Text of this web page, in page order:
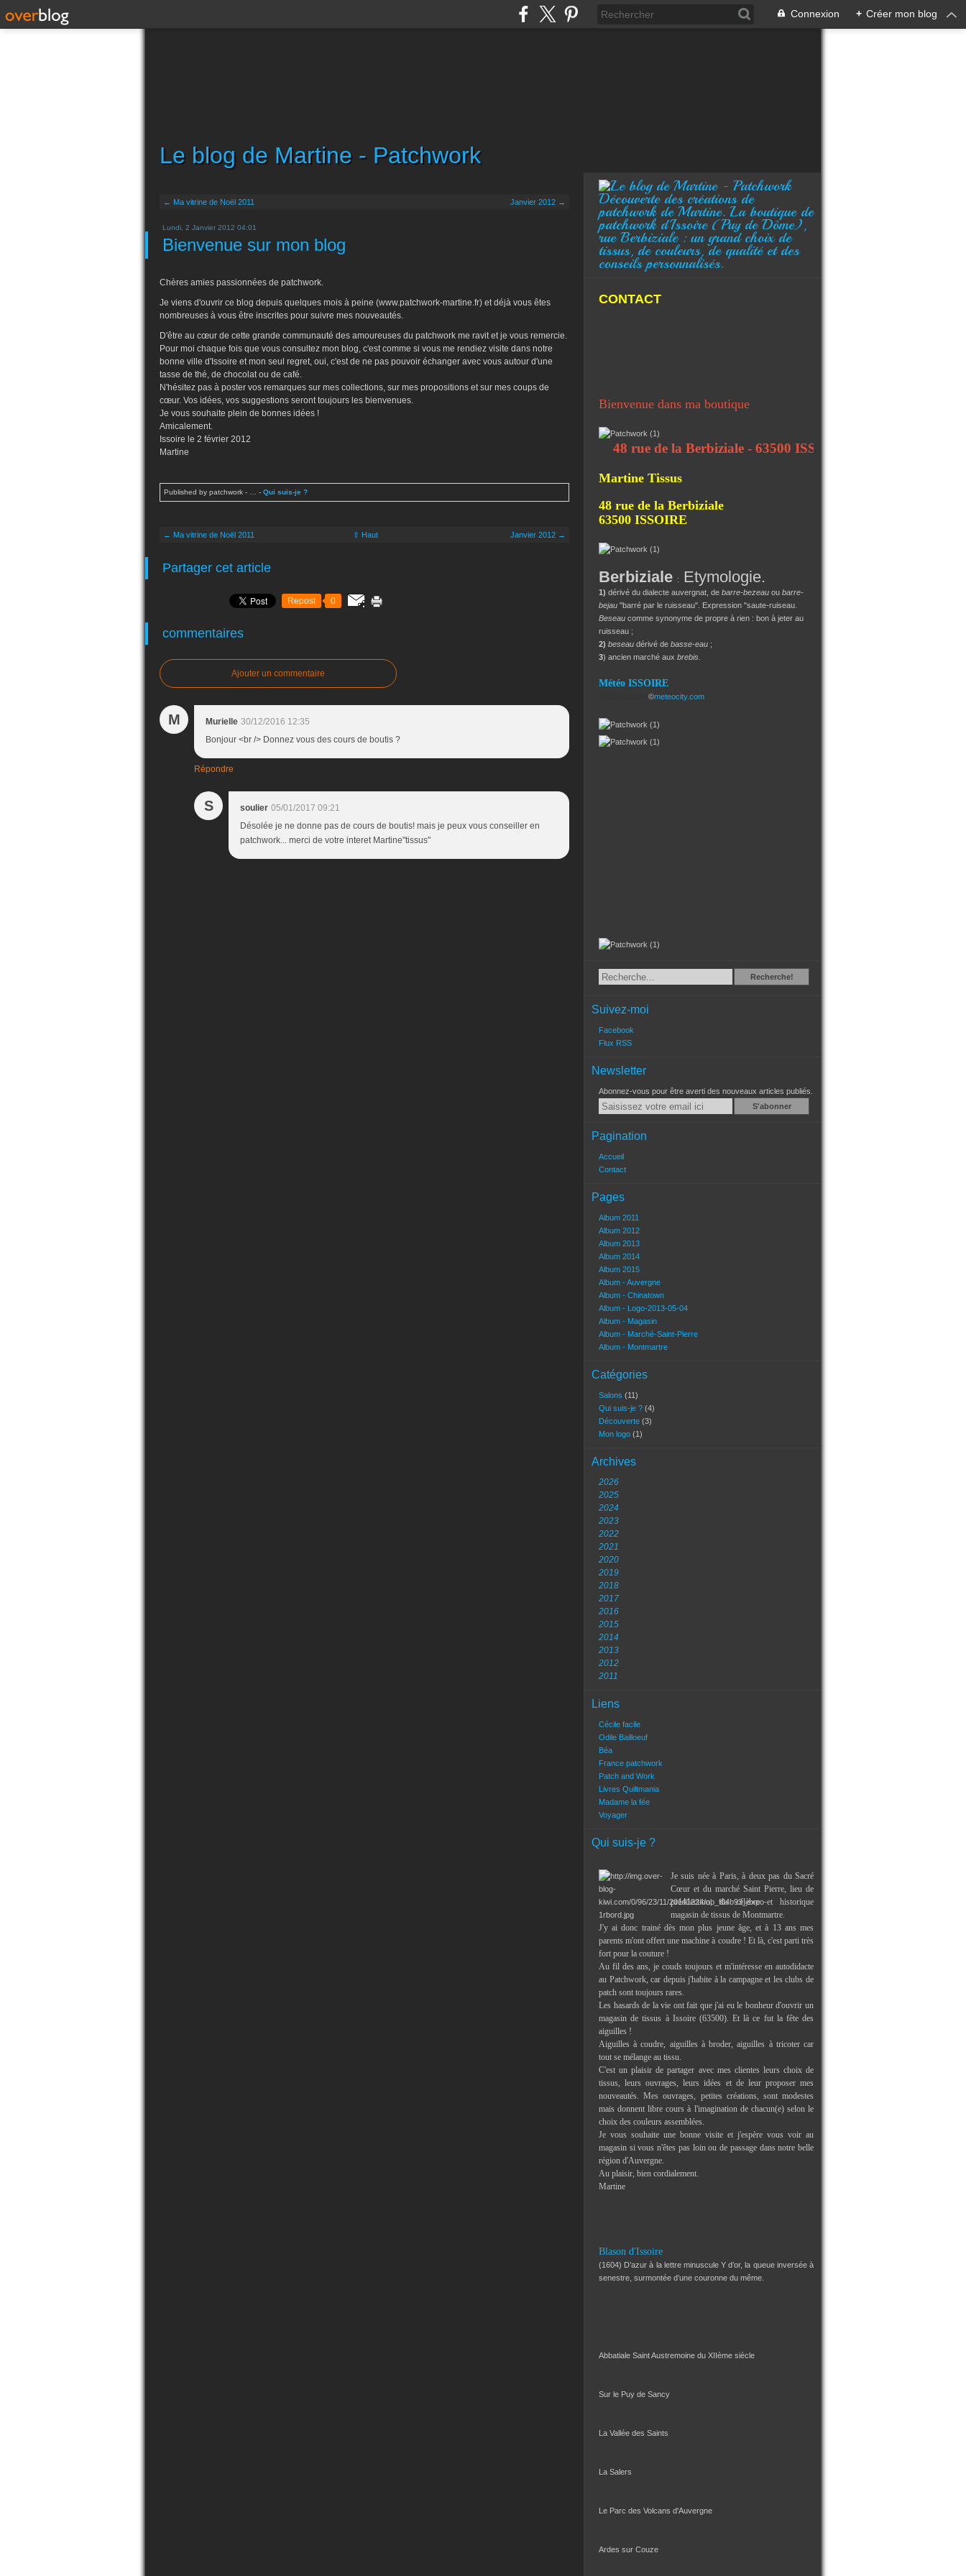
Connexion + Créer mon blog
Le blog de Martine - Patchwork
← Ma vitrine de Noël 2011 Janvier 2012 →
Lundi, 2 Janvier 2012 04:01
Bienvenue sur mon blog
Chères amies passionnées de patchwork.
Je viens d'ouvrir ce blog depuis quelques mois à peine (www.patchwork-martine.fr) et déjà vous êtes
nombreuses à vous être inscrites pour suivre mes nouveautés.
D'être au cœur de cette grande communauté des amoureuses du patchwork me ravit et je vous remercie.
Pour moi chaque fois que vous consultez mon blog, c'est comme si vous me rendiez visite dans notre
bonne ville d'Issoire et mon seul regret, oui, c'est de ne pas pouvoir échanger avec vous autour d'une
tasse de thé, de chocolat ou de café.
N'hésitez pas à poster vos remarques sur mes collections, sur mes propositions et sur mes coups de
cœur. Vos idées, vos suggestions seront toujours les bienvenues.
Je vous souhaite plein de bonnes idées !
Amicalement.
Issoire le 2 février 2012
Martine
Published by patchwork - - Qui suis-je ?
← Ma vitrine de Noël 2011 ⇧ Haut Janvier 2012 →
Partager cet article
Repost 0
commentaires
Ajouter un commentaire
M Murielle 30/12/2016 12:35
Bonjour <br /> Donnez vous des cours de boutis ?
Répondre
S soulier 05/01/2017 09:21
Désolée je ne donne pas de cours de boutis! mais je peux vous conseiller en
patchwork... merci de votre interet Martine"tissus"
Découverte des créations de
patchwork de Martine. La boutique de
patchwork d'Issoire (Puy de Dôme),
rue Berbiziale : un grand choix de
tissus, de couleurs, de qualité et des
conseils personnalisés.
CONTACT
Bienvenue dans ma boutique
48 rue de la Berbiziale - 63500 ISSOIRE
Martine Tissus
48 rue de la Berbiziale
63500 ISSOIRE
Berbiziale : Etymologie.
1) dérivé du dialecte auvergnat, de barre-bezeau ou barre-
bejau "barré par le ruisseau". Expression "saute-ruiseau.
Beseau comme synonyme de propre à rien : bon à jeter au
ruisseau ;
2) beseau dérivé de basse-eau ;
3) ancien marché aux brebis.
Météo ISSOIRE
©meteocity.com
RechercheRecherche!
Suivez-moi
Facebook
Flux RSS
Newsletter
Abonnez-vous pour être averti des nouveaux articles publiés.
Email
Pagination
Accueil
Contact
Pages
Album 2011
Album 2012
Album 2013
Album 2014
Album 2015
Album - Auvergne
Album - Chinatown
Album - Logo-2013-05-04
Album - Magasin
Album - Marché-Saint-Pierre
Album - Montmartre
Catégories
Salons (11)
Qui suis-je ? (4)
Découverte (3)
Mon logo (1)
Archives
2026
2025
2024
2023
2022
2021
2020
2019
2018
2017
2016
2015
2014
2013
2012
2011
Liens
Cécile facile
Odile Bailloeuf
Béa
France patchwork
Patch and Work
Livres Quiltmania
Madame la fée
Voyager
Qui suis-je ?
Je suis née à Paris, à deux pas du Sacré
Cœur et du marché Saint Pierre, lieu de
prédilection, du célèbre et historique
magasin de tissus de Montmartre.
J'y ai donc trainé dès mon plus jeune âge, et à 13 ans mes
parents m'ont offert une machine à coudre ! Et là, c'est parti très
fort pour la couture !
Au fil des ans, je couds toujours et m'intéresse en autodidacte
au Patchwork, car depuis j'habite à la campagne et les clubs de
patch sont toujours rares.
Les hasards de la vie ont fait que j'ai eu le bonheur d'ouvrir un
magasin de tissus à Issoire (63500). Et là ce fut la fête des
aiguilles !
Aiguilles à coudre, aiguilles à broder, aiguilles à tricoter car
tout se mélange au tissu.
C'est un plaisir de partager avec mes clientes leurs choix de
tissus, leurs ouvrages, leurs idées et de leur proposer mes
nouveautés. Mes ouvrages, petites créations, sont modestes
mais donnent libre cours à l'imagination de chacun(e) selon le
choix des couleurs assemblées.
Je vous souhaite une bonne visite et j'espère vous voir au
magasin si vous n'êtes pas loin ou de passage dans notre belle
région d'Auvergne.
Au plaisir, bien cordialement.
Martine
Blason d'Issoire
(1604) D’azur à la lettre minuscule Y d’or, la queue inversée à
senestre, surmontée d’une couronne du même.
Abbatiale Saint Austremoine du XIIème siècle
Sur le Puy de Sancy
La Vallée des Saints
La Salers
Le Parc des Volcans d'Auvergne
Ardes sur Couze